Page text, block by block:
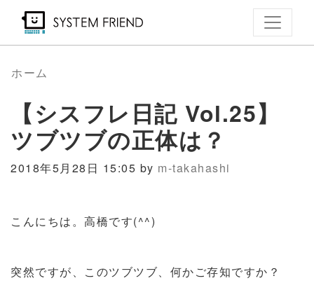
ン
コ
に
ホーム
【シスフレ日記 Vol.25】
ツブツブの正体は？
2018年5月28日 15:05 by m-takahashi
こんにちは。高橋です(^^)
突然ですが、このツブツブ、何かご存知ですか？